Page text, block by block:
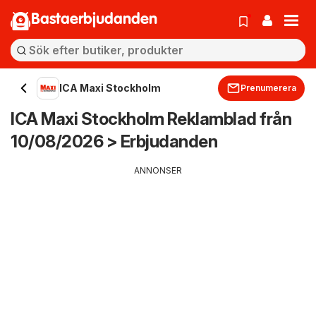
Bastaerbjudanden
ICA Maxi Stockholm Prenumerera
ICA Maxi Stockholm Reklamblad från
10/08/2026 > Erbjudanden
ANNONSER